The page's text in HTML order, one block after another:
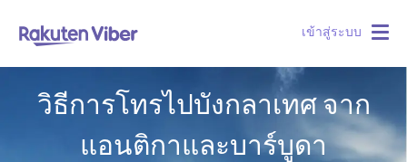
เข้าสู่ระบบ
วิธีการโทรไปบังกลาเทศ จาก
แอนติกาและบาร์บูดา